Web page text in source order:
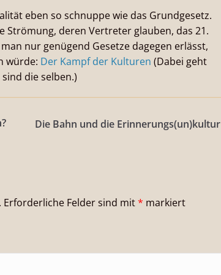
eben so schnuppe wie das Grundgesetz.
Strömung, deren Vertreter glauben, das 21.
nur genügend Gesetze dagegen erlässt,
würde: Der Kampf der Kulturen (Dabei geht
die selben.)
Die Bahn und die Erinnerungs(un)kultur
Erforderliche Felder sind mit* markiert